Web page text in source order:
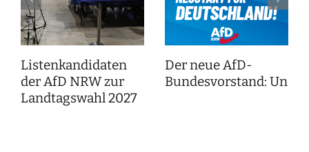
Listenkandidaten
der AfD NRW zur
Landtagswahl 2027
Der neue AfD-
Bundesvorstand: